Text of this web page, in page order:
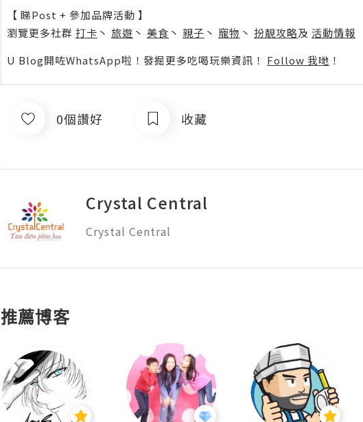
【 睇Post + 參加品牌活動 】
瀏覽更多社群 打卡 丶 旅遊 丶 美食 丶 親子 丶 寵物 丶 扮靚攻略及 活動情報
U Blog開咗WhatsApp啦！發掘更多吃喝玩樂資訊！ Follow 我哋 ！
0個讚好 收藏
Crystal Central
Crystal Central
推薦博客